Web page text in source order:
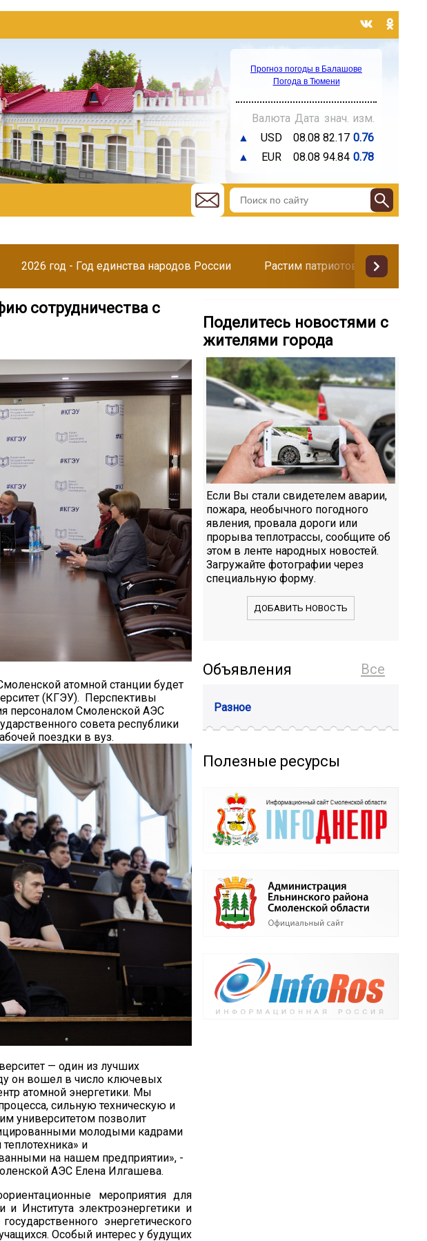
Прогноз погоды в Балашове
Погода в Тюмени
Валюта Дата знач. изм.
▲
USD 08.08 82.17 0.76
▲
EUR 08.08 94.84 0.78
2026 год - Год единства народов России Растим патриотов
сотрудничества с
атомной станции будет
(КГЭУ). Перспективы
персоналом Смоленской АЭС
совета республики
поездки в вуз.
— один из лучших
он вошел в число ключевых
атомной энергетики. Мы
сильную техническую и
университетом позволит
молодыми кадрами
и
на нашем предприятии», -
АЭС Елена Илгашева.
мероприятия для
и Института электроэнергетики и
энергетического
Особый интерес у будущих
Поделитесь новостями с
жителями города
Если Вы стали свидетелем аварии,
пожара, необычного погодного
явления, провала дороги или
прорыва теплотрассы, сообщите об
этом в ленте народных новостей.
Загружайте фотографии через
специальную форму.
ДОБАВИТЬ НОВОСТЬ
Все
Объявления
Разное
Полезные ресурсы